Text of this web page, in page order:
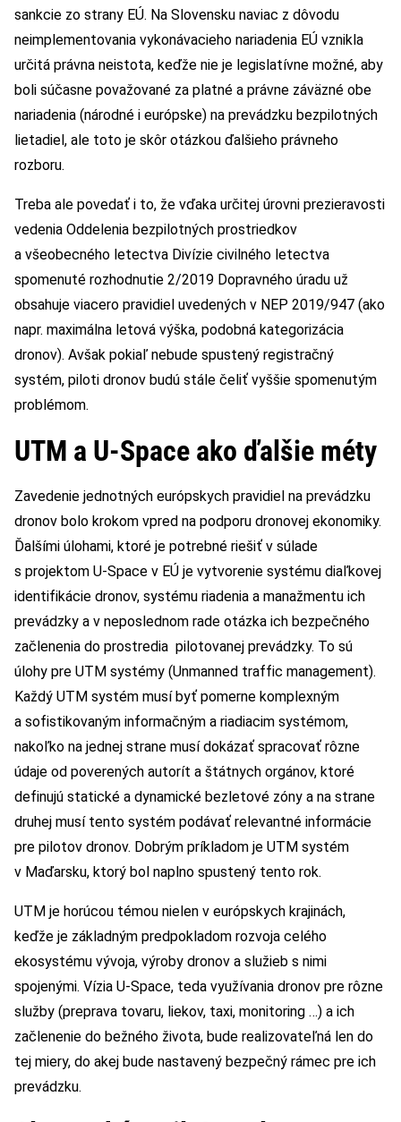
sankcie zo strany EÚ. Na Slovensku naviac z dôvodu
neimplementovania vykonávacieho nariadenia EÚ vznikla
určitá právna neistota, keďže nie je legislatívne možné, aby
boli súčasne považované za platné a právne záväzné obe
nariadenia (národné i európske) na prevádzku bezpilotných
lietadiel, ale toto je skôr otázkou ďalšieho právneho
rozboru.
Treba ale povedať i to, že vďaka určitej úrovni prezieravosti
vedenia Oddelenia bezpilotných prostriedkov
a všeobecného letectva Divízie civilného letectva
spomenuté rozhodnutie 2/2019 Dopravného úradu už
obsahuje viacero pravidiel uvedených v NEP 2019/947 (ako
napr. maximálna letová výška, podobná kategorizácia
dronov). Avšak pokiaľ nebude spustený registračný
systém, piloti dronov budú stále čeliť vyššie spomenutým
problémom.
UTM a U-Space ako ďalšie méty
Zavedenie jednotných európskych pravidiel na prevádzku
dronov bolo krokom vpred na podporu dronovej ekonomiky.
Ďalšími úlohami, ktoré je potrebné riešiť v súlade
s projektom U-Space v EÚ je vytvorenie systému diaľkovej
identifikácie dronov, systému riadenia a manažmentu ich
prevádzky a v neposlednom rade otázka ich bezpečného
začlenenia do prostredia pilotovanej prevádzky. To sú
úlohy pre UTM systémy (Unmanned traffic management).
Každý UTM systém musí byť pomerne komplexným
a sofistikovaným informačným a riadiacim systémom,
nakoľko na jednej strane musí dokázať spracovať rôzne
údaje od poverených autorít a štátnych orgánov, ktoré
definujú statické a dynamické bezletové zóny a na strane
druhej musí tento systém podávať relevantné informácie
pre pilotov dronov. Dobrým príkladom je UTM systém
v Maďarsku, ktorý bol naplno spustený tento rok.
UTM je horúcou témou nielen v európskych krajinách,
keďže je základným predpokladom rozvoja celého
ekosystému vývoja, výroby dronov a služieb s nimi
spojenými. Vízia U-Space, teda využívania dronov pre rôzne
služby (preprava tovaru, liekov, taxi, monitoring …) a ich
začlenenie do bežného života, bude realizovateľná len do
tej miery, do akej bude nastavený bezpečný rámec pre ich
prevádzku.